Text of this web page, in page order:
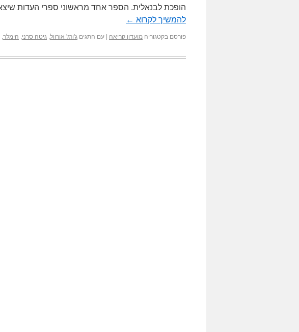
הופכת לבנאלית. הספר אחד מראשוני ספרי העדות
להמשיך לקרוא ←
פורסם בקטגוריה מועדון קריאה עם התגים ג'ורג' אורוול, גיטה סרני, הימלר,